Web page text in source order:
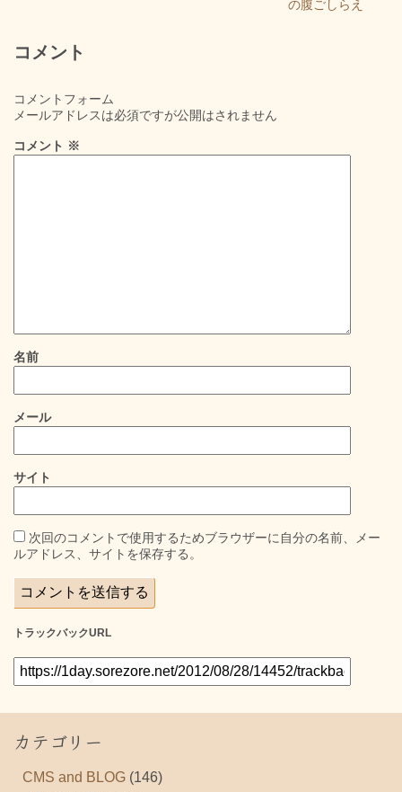
の腹ごしらえ
コメント
コメントフォーム
メールアドレスは必須ですが公開はされません
コメント ※
名前
メール
サイト
次回のコメントで使用するためブラウザーに自分の名前、メー
ルアドレス、サイトを保存する。
トラックバックURL
カテゴリー
CMS and BLOG (146)